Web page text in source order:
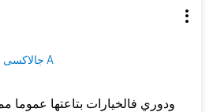
جالاكسى A
ودوري فالخيارات بتاعتها عموما